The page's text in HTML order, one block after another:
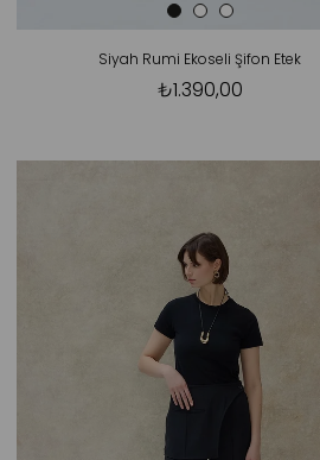
Siyah Rumi Ekoseli Şifon Etek
₺1.390,00